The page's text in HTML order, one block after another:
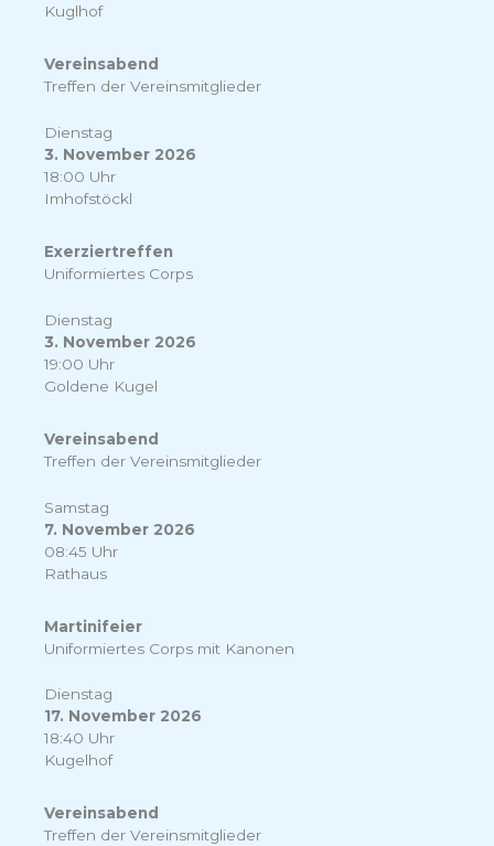
Kuglhof
Vereinsabend
Treffen der Vereinsmitglieder
Dienstag
3. November 2026
18:00 Uhr
Imhofstöckl
Exerziertreffen
Uniformiertes Corps
Dienstag
3. November 2026
19:00 Uhr
Goldene Kugel
Vereinsabend
Treffen der Vereinsmitglieder
Samstag
7. November 2026
08:45 Uhr
Rathaus
Martinifeier
Uniformiertes Corps mit Kanonen
Dienstag
17. November 2026
18:40 Uhr
Kugelhof
Vereinsabend
Treffen der Vereinsmitglieder